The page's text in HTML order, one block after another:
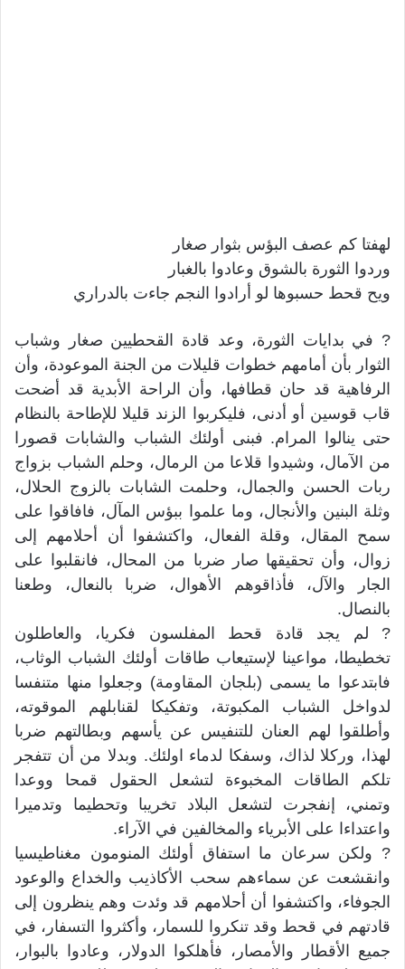
لهفتا كم عصف البؤس بثوار صغار
وردوا الثورة بالشوق وعادوا بالغبار
ويح قحط حسبوها لو أرادوا النجم جاءت بالدراري
? في بدايات الثورة، وعد قادة القحطيين صغار وشباب
الثوار بأن أمامهم خطوات قليلات من الجنة الموعودة، وأن
الرفاهية قد حان قطافها، وأن الراحة الأبدية قد أضحت
قاب قوسين أو أدنى، فليكربوا الزند قليلا للإطاحة بالنظام
حتى ينالوا المرام. فبنى أولئك الشباب والشابات قصورا
من الآمال، وشيدوا قلاعا من الرمال، وحلم الشباب بزواج
ربات الحسن والجمال، وحلمت الشابات بالزوج الحلال،
وثلة البنين والأنجال، وما علموا ببؤس المآل، فافاقوا على
سمح المقال، وقلة الفعال، واكتشفوا أن أحلامهم إلى
زوال، وأن تحقيقها صار ضربا من المحال، فانقلبوا على
الجار والآل، فأذاقوهم الأهوال، ضربا بالنعال، وطعنا
بالنصال.
? لم يجد قادة قحط المفلسون فكريا، والعاطلون
تخطيطا، مواعينا لإستيعاب طاقات أولئك الشباب الوثاب،
فابتدعوا ما يسمى (بلجان المقاومة) وجعلوا منها متنفسا
لدواخل الشباب المكبوتة، وتفكيكا لقنابلهم الموقوته،
وأطلقوا لهم العنان للتنفيس عن يأسهم وبطالتهم ضربا
لهذا، وركلا لذاك، وسفكا لدماء اولئك. وبدلا من أن تتفجر
تلكم الطاقات المخبوءة لتشعل الحقول قمحا ووعدا
وتمني، إنفجرت لتشعل البلاد تخريبا وتحطيما وتدميرا
واعتداءا على الأبرياء والمخالفين في الآراء.
? ولكن سرعان ما استفاق أولئك المنومون مغناطيسيا
وانقشعت عن سماءهم سحب الأكاذيب والخداع والوعود
الجوفاء، واكتشفوا أن أحلامهم قد وئدت وهم ينظرون إلى
قادتهم في قحط وقد تنكروا للسمار، وأكثروا التسفار، في
جميع الأقطار والأمصار، فأهلكوا الدولار، وعادوا بالبوار،